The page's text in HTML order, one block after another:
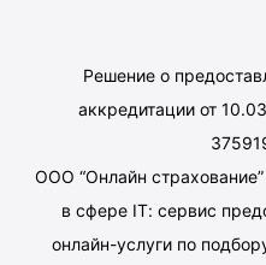
Решение о
аккредитации от
ООО “Онлайн
в сфере IT: сервис
онлайн-услуги по